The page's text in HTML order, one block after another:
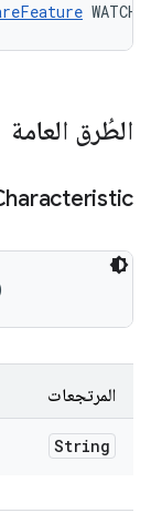
WATCH
الطُرق العامة
المرتجعات
String